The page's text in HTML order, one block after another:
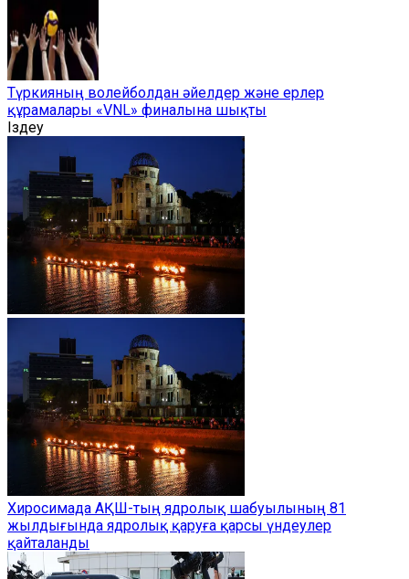
Түркияның волейболдан әйелдер және ерлер
құрамалары «VNL» финалына шықты
Іздеу
Хиросимада АҚШ-тың ядролық шабуылының 81
жылдығында ядролық қаруға қарсы үндеулер
қайталанды